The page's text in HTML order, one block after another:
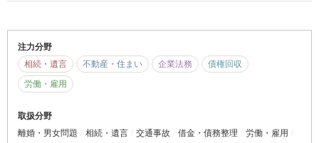
き法律相談を受けて頂き、より詳細な情報をご提供ください。ある程
ることが可能と思われます。
注力分野
相続・遺言
不動産・住まい 企業法務
債権回収
労働・雇用
取扱分野
離婚・男女問題
相続・遺言 交通事故 借金・債務整理
労働・雇用